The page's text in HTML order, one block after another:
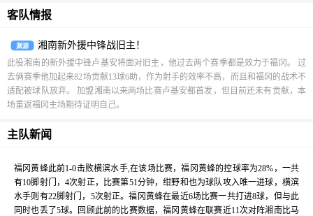
客队情报
渊源 湘南新外援中锋战旧主！
此役湘南的新外援中锋卢基安将面对旧主，他过去两个赛季都是效力于福冈。 过
去俩赛季他加起来82场贡献13球6助，作为射手的效率不高，而且和福冈的战术不
适配被球队放弃。 加盟湘南以来两场比赛卢基安都首发，但目前还未有贡献，本
场重返福冈主场期待证明自己。
主队新闻
福冈黄蜂此前1-0击败横滨水手,在该场比赛，福冈黄蜂的控球率为28%，一共
有10脚射门，4次射正，比赛第51分钟，绀野和也为球队攻入唯一进球，横滨
水手则有22脚射门，5次射正。福冈黄蜂在最近6场比赛一共打进8球，但与此
同时也丢了5球。回顾此前的比赛数据，福冈黄蜂在联赛近11次对阵湘南比马